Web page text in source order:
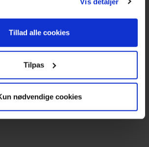
Tillad alle cookies
Tilpas
nødvendige cookies
hverdage